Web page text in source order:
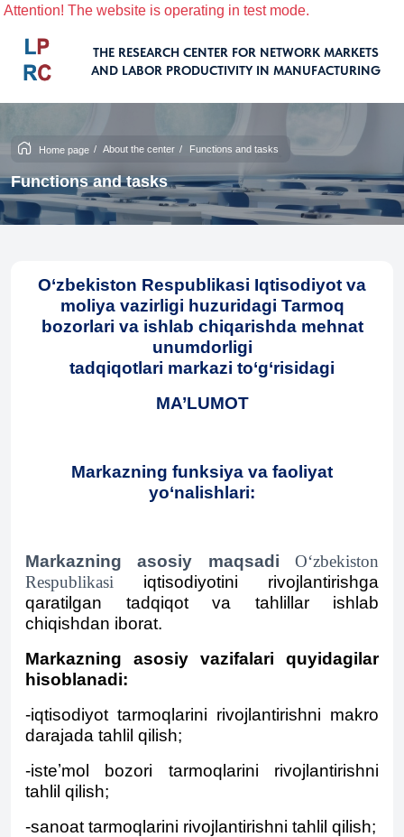
The website is operating in test mode.
THE RESEARCH CENTER FOR NETWORK MARKETS
AND LABOR PRODUCTIVITY IN MANUFACTURING
Home page / About the center / Functions and tasks
Functions and tasks
O‘zbekiston Respublikasi Iqtisodiyot va
moliya vazirligi huzuridagi Tarmoq
bozorlari va ishlab chiqarishda mehnat
unumdorligi
tadqiqotlari markazi to‘g‘risidagi
MA’LUMOT
Markazning funksiya va faoliyat
yo‘nalishlari:
Markazning asosiy maqsadi O‘zbekiston
Respublikasi iqtisodiyotini rivojlantirishga
qaratilgan tadqiqot va tahlillar ishlab
chiqishdan iborat.
Markazning asosiy vazifalari quyidagilar
hisoblanadi:
-iqtisodiyot tarmoqlarini rivojlantirishni makro
darajada tahlil qilish;
-isteʼmol bozori tarmoqlarini rivojlantirishni
tahlil qilish;
-sanoat tarmoqlarini rivojlantirishni tahlil qilish;